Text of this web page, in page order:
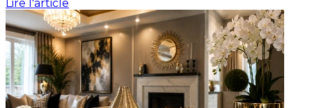
Lire l'article